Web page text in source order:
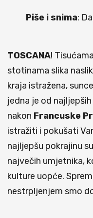
Piše i snima:
TOSCANA!
stotinama slika
kraja istražena,
jedna je od
nakon Francuske
istražiti i pokušati
najljepšu pokrajinu
največih umjetnika,
kulture uopće.
nestrpljenjem smo